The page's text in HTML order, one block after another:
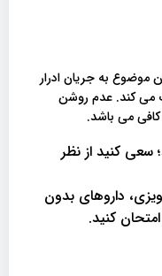
موضوع به جریان ادرار
کند. عدم روشن
می باشد.
سعی کنید از نظر
داروهای بدون